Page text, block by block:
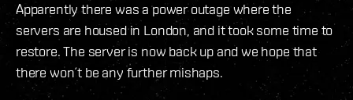
Apparently there was a power outage where the
servers are housed in London, and it took some time to
restore. The server is now back up and we hope that
there won´t be any further mishaps.